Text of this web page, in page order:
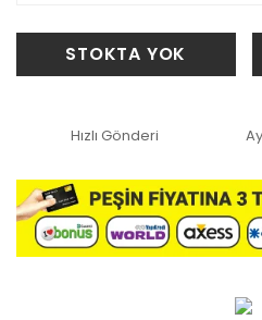
STOKTA YOK
Hızlı Gönderi